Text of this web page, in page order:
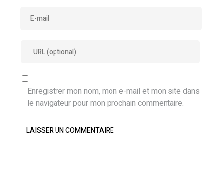
Enregistrer mon nom, mon e-mail et mon site dans
le navigateur pour mon prochain commentaire.